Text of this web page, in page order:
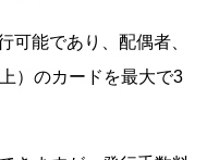
可能であり、配偶者、
）のカードを最大で3